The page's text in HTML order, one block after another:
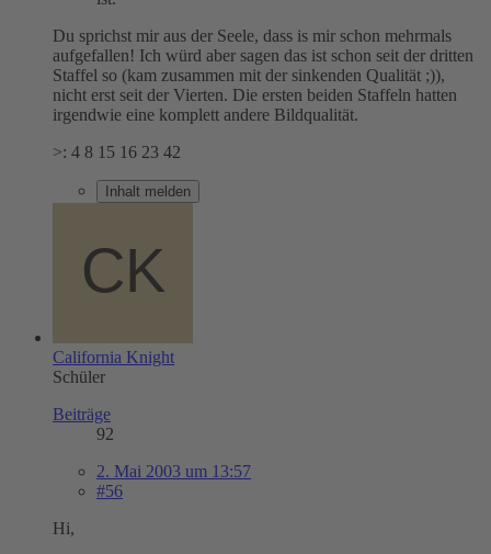
Du sprichst mir aus der Seele, dass is mir schon mehrmals
aufgefallen! Ich würd aber sagen das ist schon seit der dritten
Staffel so (kam zusammen mit der sinkenden Qualität ;)),
nicht erst seit der Vierten. Die ersten beiden Staffeln hatten
irgendwie eine komplett andere Bildqualität.
>: 4 8 15 16 23 42
Inhalt melden
California Knight
Schüler
Beiträge
92
2. Mai 2003 um 13:57
#56
Hi,